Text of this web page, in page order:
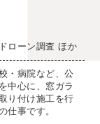
ローン調査 ほか
・病院など、公
中心に、窓ガラ
り付け施工を行
仕事です。